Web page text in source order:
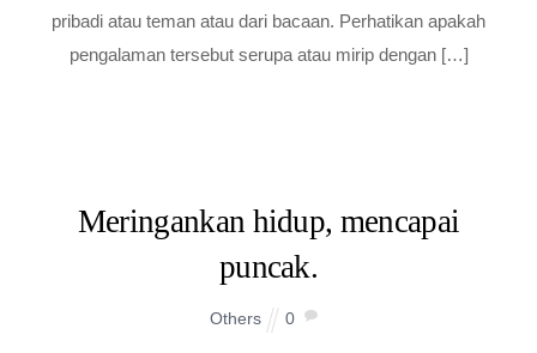
pribadi atau teman atau dari bacaan. Perhatikan apakah
pengalaman tersebut serupa atau mirip dengan […]
Meringankan hidup, mencapai
puncak.
Others 0